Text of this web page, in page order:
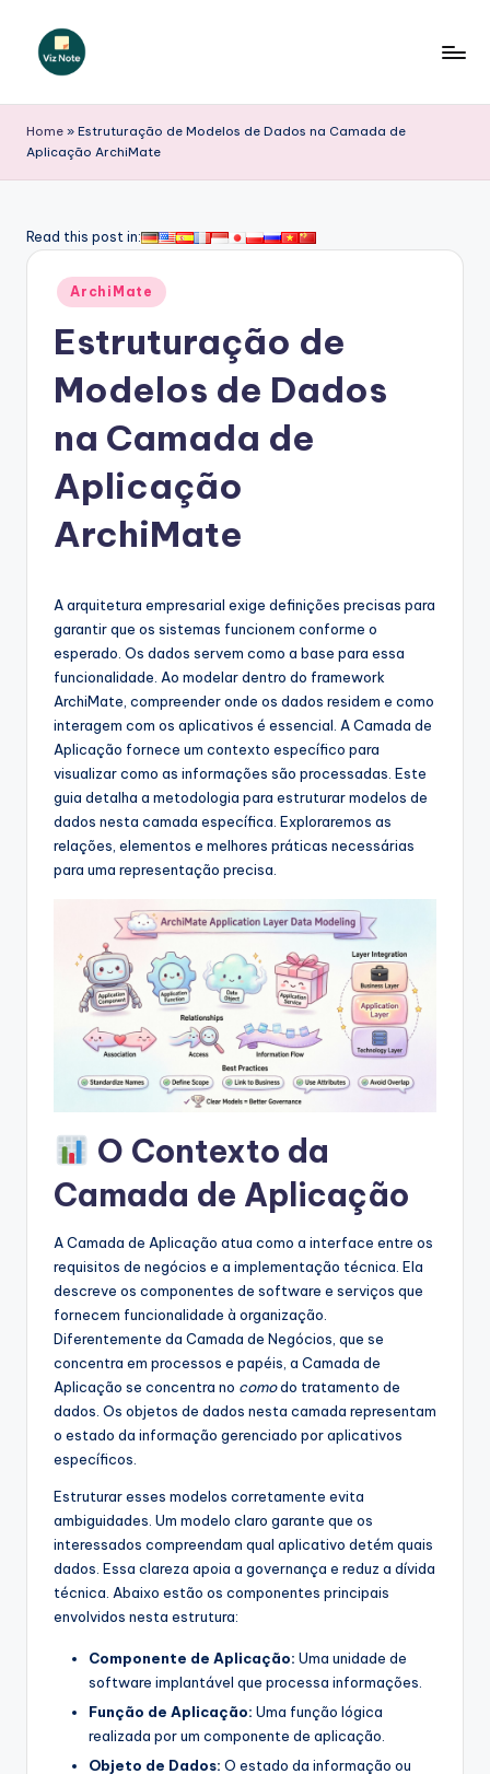
iz
N
t
A
si
o
w
d
Home » Estruturação de Modelos de Dados na Camada de
Aplicação ArchiMate
Read this post in:
Posted
in
ArchiMate
Estruturação de
Modelos de Dados
na Camada de
Aplicação
ArchiMate
A arquitetura empresarial exige definições precisas para
garantir que os sistemas funcionem conforme o
esperado. Os dados servem como a base para essa
funcionalidade. Ao modelar dentro do framework
ArchiMate, compreender onde os dados residem e como
interagem com os aplicativos é essencial. A Camada de
Aplicação fornece um contexto específico para
visualizar como as informações são processadas. Este
guia detalha a metodologia para estruturar modelos de
dados nesta camada específica. Exploraremos as
relações, elementos e melhores práticas necessárias
para uma representação precisa.
O Contexto da
Camada de Aplicação
A Camada de Aplicação atua como a interface entre os
requisitos de negócios e a implementação técnica. Ela
descreve os componentes de software e serviços que
fornecem funcionalidade à organização.
Diferentemente da Camada de Negócios, que se
concentra em processos e papéis, a Camada de
Aplicação se concentra no comodo tratamento de
dados. Os objetos de dados nesta camada representam
o estado da informação gerenciado por aplicativos
específicos.
Estruturar esses modelos corretamente evita
ambiguidades. Um modelo claro garante que os
interessados compreendam qual aplicativo detém quais
dados. Essa clareza apoia a governança e reduz a dívida
técnica. Abaixo estão os componentes principais
envolvidos nesta estrutura:
Componente de Aplicação: Uma unidade de
software implantável que processa informações.
Função de Aplicação: Uma função lógica
realizada por um componente de aplicação.
Objeto de Dados: O estado da informação ou